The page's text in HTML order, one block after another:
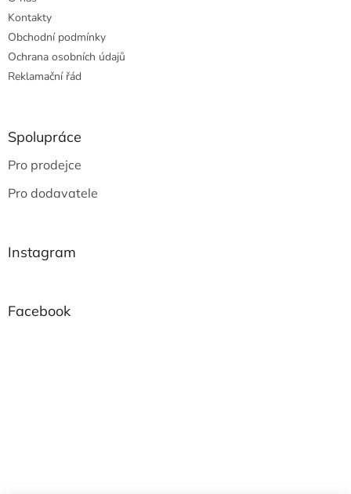
Kontakty
Obchodní podmínky
Ochrana osobních údajů
Reklamační řád
Spolupráce
Pro prodejce
Pro dodavatele
Instagram
Facebook